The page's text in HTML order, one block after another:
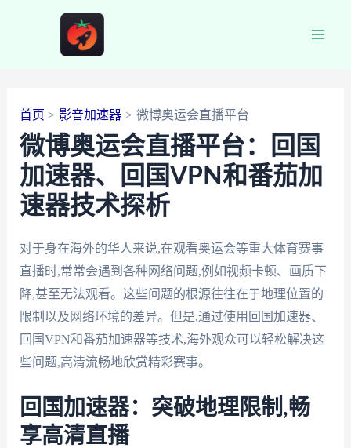
首页 影音加速器 微博奥运会直播平台
微博奥运会直播平台：回国
加速器、回国VPN和番茄加
速器技术探析
对于身在海外的华人来说,在观看奥运会等重大体育赛事
直播时,常常会遇到各种网络问题,例如视频卡顿、画质下
降,甚至无法观看。这些问题的根源往往在于地理位置的
限制以及网络环境的差异。但是,通过使用回国加速器、
回国VPN和番茄加速器等技术,海外观众可以轻松解决这
些问题,高清流畅地欣赏精彩赛事。
回国加速器：突破地理限制,畅
享高清直播